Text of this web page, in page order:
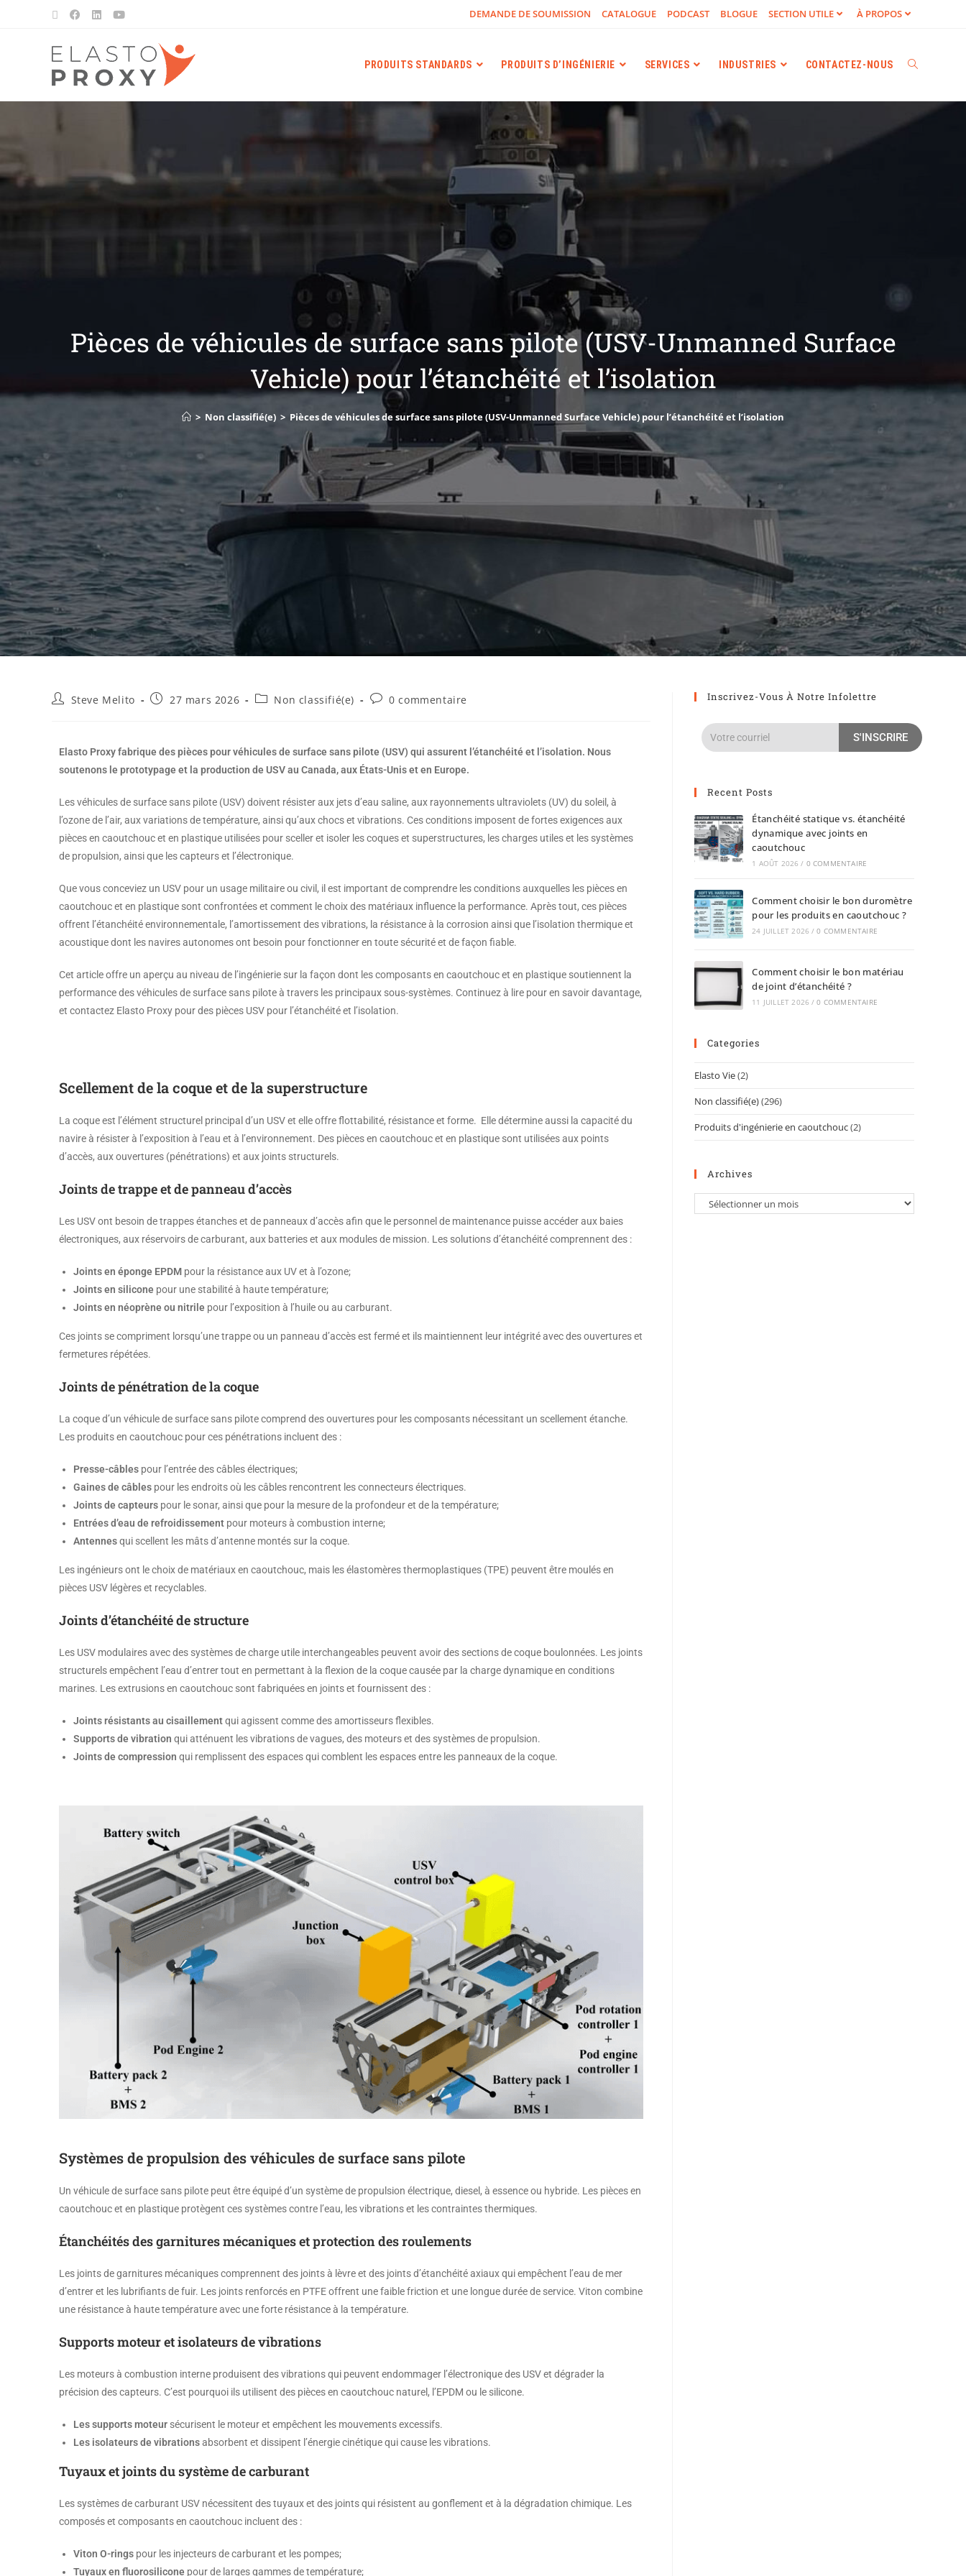
DEMANDE DE SOUMISSION CATALOGUE PODCAST BLOGUE SECTION UTILE À PROPOS
PRODUITS STANDARDS PRODUITS D’INGÉNIERIE SERVICES INDUSTRIES CONTACTEZ-NOUS
Pièces de véhicules de surface sans pilote (USV-Unmanned Surface
Vehicle) pour l’étanchéité et l’isolation
> Non classifié(e) > Pièces de véhicules de surface sans pilote (USV-Unmanned Surface Vehicle) pour l’étanchéité et l’isolation
Steve Melito 27 mars 2026 Non classifié(e) 0 commentaire
Elasto Proxy fabrique des pièces pour véhicules de surface sans pilote (USV) qui assurent l’étanchéité et l’isolation. Nous
soutenons le prototypage et la production de USV au Canada, aux États-Unis et en Europe.
Les véhicules de surface sans pilote (USV) doivent résister aux jets d’eau saline, aux rayonnements ultraviolets (UV) du soleil, à
l’ozone de l’air, aux variations de température, ainsi qu’aux chocs et vibrations. Ces conditions imposent de fortes exigences aux
pièces en caoutchouc et en plastique utilisées pour sceller et isoler les coques et superstructures, les charges utiles et les systèmes
de propulsion, ainsi que les capteurs et l’électronique.
Que vous conceviez un USV pour un usage militaire ou civil, il est important de comprendre les conditions auxquelles les pièces en
caoutchouc et en plastique sont confrontées et comment le choix des matériaux influence la performance. Après tout, ces pièces
offrent l’étanchéité environnementale, l’amortissement des vibrations, la résistance à la corrosion ainsi que l’isolation thermique et
acoustique dont les navires autonomes ont besoin pour fonctionner en toute sécurité et de façon fiable.
Cet article offre un aperçu au niveau de l’ingénierie sur la façon dont les composants en caoutchouc et en plastique soutiennent la
performance des véhicules de surface sans pilote à travers les principaux sous-systèmes. Continuez à lire pour en savoir davantage,
et contactez Elasto Proxy pour des pièces USV pour l’étanchéité et l’isolation.
Scellement de la coque et de la superstructure
La coque est l’élément structurel principal d’un USV et elle offre flottabilité, résistance et forme. Elle détermine aussi la capacité du
navire à résister à l’exposition à l’eau et à l’environnement. Des pièces en caoutchouc et en plastique sont utilisées aux points
d’accès, aux ouvertures (pénétrations) et aux joints structurels.
Joints de trappe et de panneau d’accès
Les USV ont besoin de trappes étanches et de panneaux d’accès afin que le personnel de maintenance puisse accéder aux baies
électroniques, aux réservoirs de carburant, aux batteries et aux modules de mission. Les solutions d’étanchéité comprennent des :
Joints en éponge EPDM pour la résistance aux UV et à l’ozone;
Joints en silicone pour une stabilité à haute température;
Joints en néoprène ou nitrile pour l’exposition à l’huile ou au carburant.
Ces joints se compriment lorsqu’une trappe ou un panneau d’accès est fermé et ils maintiennent leur intégrité avec des ouvertures et
fermetures répétées.
Joints de pénétration de la coque
La coque d’un véhicule de surface sans pilote comprend des ouvertures pour les composants nécessitant un scellement étanche.
Les produits en caoutchouc pour ces pénétrations incluent des :
Presse-câbles pour l’entrée des câbles électriques;
Gaines de câbles pour les endroits où les câbles rencontrent les connecteurs électriques.
Joints de capteurs pour le sonar, ainsi que pour la mesure de la profondeur et de la température;
Entrées d’eau de refroidissement pour moteurs à combustion interne;
Antennesqui scellent les mâts d’antenne montés sur la coque.
Les ingénieurs ont le choix de matériaux en caoutchouc, mais les élastomères thermoplastiques (TPE) peuvent être moulés en
pièces USV légères et recyclables.
Joints d’étanchéité de structure
Les USV modulaires avec des systèmes de charge utile interchangeables peuvent avoir des sections de coque boulonnées. Les joints
structurels empêchent l’eau d’entrer tout en permettant à la flexion de la coque causée par la charge dynamique en conditions
marines. Les extrusions en caoutchouc sont fabriquées en joints et fournissent des :
Joints résistants au cisaillementqui agissent comme des amortisseurs flexibles.
Supports de vibration qui atténuent les vibrations de vagues, des moteurs et des systèmes de propulsion.
Joints de compression qui remplissent des espaces qui comblent les espaces entre les panneaux de la coque.
Systèmes de propulsion des véhicules de surface sans pilote
Un véhicule de surface sans pilote peut être équipé d’un système de propulsion électrique, diesel, à essence ou hybride. Les pièces en
caoutchouc et en plastique protègent ces systèmes contre l’eau, les vibrations et les contraintes thermiques.
Étanchéités des garnitures mécaniques et protection des roulements
Les joints de garnitures mécaniques comprennent des joints à lèvre et des joints d’étanchéité axiaux qui empêchent l’eau de mer
d’entrer et les lubrifiants de fuir. Les joints renforcés en PTFE offrent une faible friction et une longue durée de service. Viton combine
une résistance à haute température avec une forte résistance à la température.
Supports moteur et isolateurs de vibrations
Les moteurs à combustion interne produisent des vibrations qui peuvent endommager l’électronique des USV et dégrader la
précision des capteurs. C’est pourquoi ils utilisent des pièces en caoutchouc naturel, l’EPDM ou le silicone.
Les supports moteur sécurisent le moteur et empêchent les mouvements excessifs.
Les isolateurs de vibrationsabsorbent et dissipent l’énergie cinétique qui cause les vibrations.
Tuyaux et joints du système de carburant
Les systèmes de carburant USV nécessitent des tuyaux et des joints qui résistent au gonflement et à la dégradation chimique. Les
composés et composants en caoutchouc incluent des :
Viton O-rings pour les injecteurs de carburant et les pompes;
Tuyaux en fluorosilicone pour de larges gammes de température;
Inscrivez-Vous À Notre Infolettre
S'INSCRIRE
Recent Posts
Étanchéité statique vs. étanchéité
dynamique avec joints en
caoutchouc
1 AOÛT 2026 / 0 COMMENTAIRE
Comment choisir le bon duromètre
pour les produits en caoutchouc ?
24 JUILLET 2026 / 0 COMMENTAIRE
Comment choisir le bon matériau
de joint d’étanchéité ?
11 JUILLET 2026 / 0 COMMENTAIRE
Categories
Elasto Vie(2)
Non classifié(e)(296)
Produits d'ingénierie en caoutchouc(2)
Archives